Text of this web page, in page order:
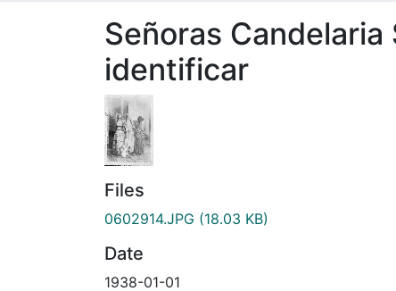
Señoras
identificar
Files
0602914.JPG (18.03 KB)
Date
1938-01-01